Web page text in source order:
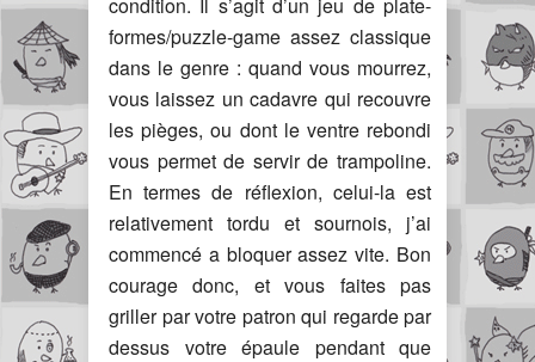
formes/puzzle-game assez classique
dans le genre : quand vous mourrez,
vous laissez un cadavre qui recouvre
les pièges, ou dont le ventre rebondi
vous permet de servir de trampoline.
En termes de réflexion, celui-la est
relativement tordu et sournois, j’ai
commencé a bloquer assez vite. Bon
courage donc, et vous faites pas
griller par votre patron qui regarde par
dessus votre épaule pendant que